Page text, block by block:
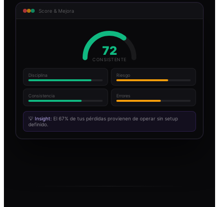
Score & Mejora
72
CONSISTENTE
Disciplina Riesgo
Consistencia Errores
💡 Insight: El 67% de tus pérdidas provienen de operar sin setup
definido.